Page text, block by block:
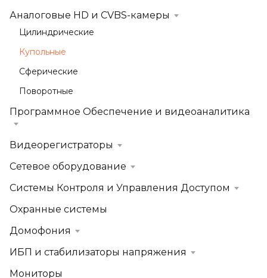
Аналоговые HD и CVBS-камеры
Цилиндрические
Купольные
Сферические
Поворотные
Программное Обеспечение и видеоаналитика
Видеорегистраторы
Сетевое оборудование
Системы Контроля и Управления Доступом
Охранные системы
Домофония
ИБП и стабилизаторы напряжения
Мониторы